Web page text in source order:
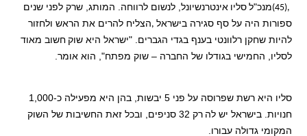
(45),מנכ"ל סליו אינטרנשיונל, לנשום לרווחה. המותג, שרק לפני שנים
ספורות היה על סף סגירה בישראל ,הצליח להרים את הראש ולחזור
להיות שחקן רלוונטי בענף בגדי הגברים. "ישראל היא שוק חשוב מאוד
לסליו, החמישי בגודלו של החברה – שוק מפתח", הוא אומר.
סליו היא רשת שפרוסה על פני 5 יבשות, בהן היא מפעילה כ-1,000
חנויות. בישראל יש לה
רק 32 סניפים, ובכל זאת החשיבות של השוק
המקומי גדולה עבורו.